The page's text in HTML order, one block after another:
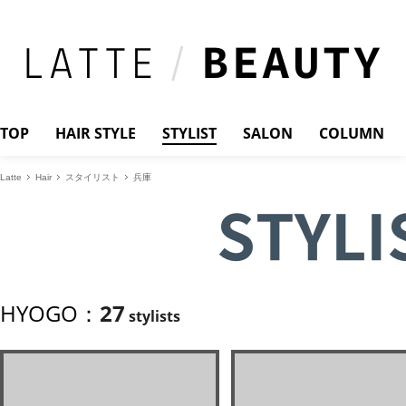
TOP HAIR STYLE STYLIST SALON COLUMN
Latte Hair スタイリスト 兵庫
HYOGO： 27 stylists